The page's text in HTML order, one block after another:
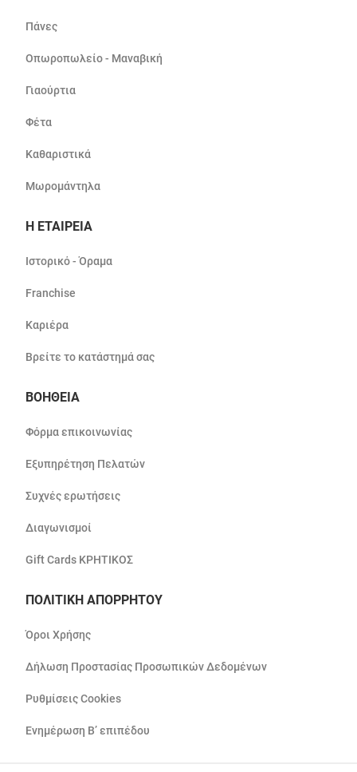
Πάνες
Οπωροπωλείο - Μαναβική
Γιαούρτια
Φέτα
Καθαριστικά
Μωρομάντηλα
Η ΕΤΑΙΡΕΙΑ
Ιστορικό - Όραμα
Franchise
Καριέρα
Βρείτε το κατάστημά σας
ΒΟΗΘΕΙΑ
Φόρμα επικοινωνίας
Εξυπηρέτηση Πελατών
Συχνές ερωτήσεις
Διαγωνισμοί
Gift Cards ΚΡΗΤΙΚΟΣ
ΠΟΛΙΤΙΚΗ ΑΠΟΡΡΗΤΟΥ
Όροι Χρήσης
Δήλωση Προστασίας Προσωπικών Δεδομένων
Ρυθμίσεις Cookies
Ενημέρωση Β’ επιπέδου